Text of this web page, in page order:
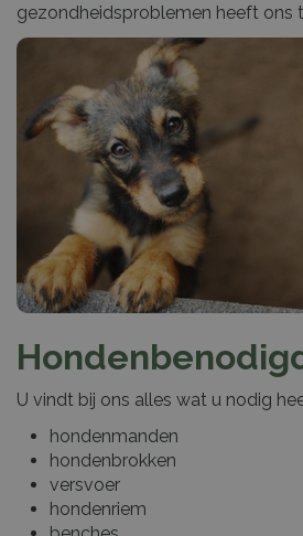
gezondheidsproblemen heeft ons
U vindt bij ons alles wat u nodig
hondenmanden
hondenbrokken
versvoer
hondenriem